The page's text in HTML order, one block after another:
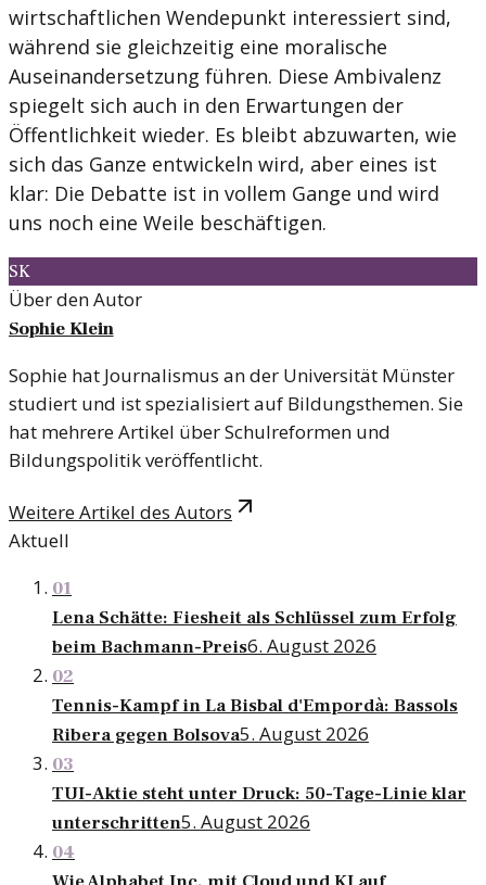
wirtschaftlichen Wendepunkt interessiert sind,
während sie gleichzeitig eine moralische
Auseinandersetzung führen. Diese Ambivalenz
spiegelt sich auch in den Erwartungen der
Öffentlichkeit wieder. Es bleibt abzuwarten, wie
sich das Ganze entwickeln wird, aber eines ist
klar: Die Debatte ist in vollem Gange und wird
uns noch eine Weile beschäftigen.
SK
Über den Autor
Sophie Klein
Sophie hat Journalismus an der Universität Münster
studiert und ist spezialisiert auf Bildungsthemen. Sie
hat mehrere Artikel über Schulreformen und
Bildungspolitik veröffentlicht.
Weitere Artikel des Autors
Aktuell
01
Lena Schätte: Fiesheit als Schlüssel zum Erfolg
beim Bachmann-Preis6. August 2026
02
Tennis-Kampf in La Bisbal d'Empordà: Bassols
Ribera gegen Bolsova5. August 2026
03
TUI-Aktie steht unter Druck: 50-Tage-Linie klar
unterschritten5. August 2026
04